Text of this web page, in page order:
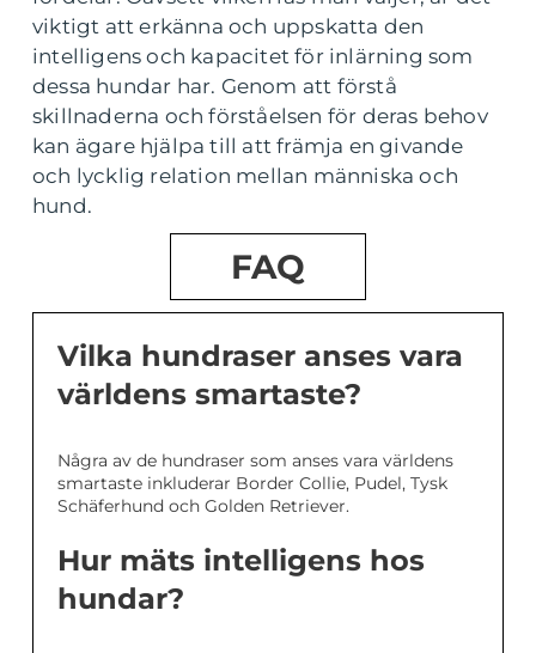
viktigt att erkänna och uppskatta den
intelligens och kapacitet för inlärning som
dessa hundar har. Genom att förstå
skillnaderna och förståelsen för deras behov
kan ägare hjälpa till att främja en givande
och lycklig relation mellan människa och
hund.
FAQ
Vilka hundraser anses vara
världens smartaste?
Några av de hundraser som anses vara världens
smartaste inkluderar Border Collie, Pudel, Tysk
Schäferhund och Golden Retriever.
Hur mäts intelligens hos
hundar?